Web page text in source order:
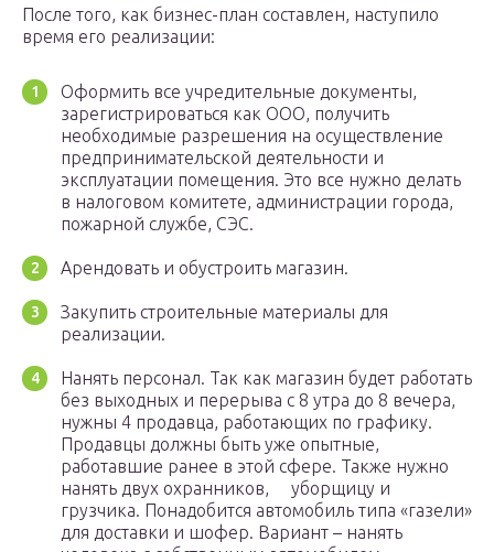
После того, как бизнес-план составлен, наступило
время его реализации:
Оформить все учредительные документы,
зарегистрироваться как ООО, получить
необходимые разрешения на осуществление
предпринимательской деятельности и
эксплуатации помещения. Это все нужно делать
в налоговом комитете, администрации города,
пожарной службе, СЭС.
Арендовать и обустроить магазин.
Закупить строительные материалы для
реализации.
Нанять персонал. Так как магазин будет работать
без выходных и перерыва с 8 утра до 8 вечера,
нужны 4 продавца, работающих по графику.
Продавцы должны быть уже опытные,
работавшие ранее в этой сфере. Также нужно
нанять двух охранников, уборщицу и
грузчика. Понадобится автомобиль типа «газели»
для доставки и шофер. Вариант – нанять